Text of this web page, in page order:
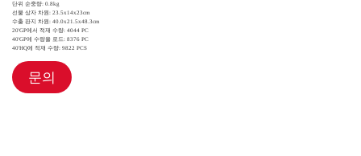
단위 순중량: 0.8kg
선물 상자 차원: 23.5x14x23cm
수출 판지 차원: 40.0x21.5x48.3cm
20'GP에서 적재 수량: 4044 PC
40'GP에 수량을 로드: 8376 PC
40'HQ에 적재 수량: 9822 PCS
문의